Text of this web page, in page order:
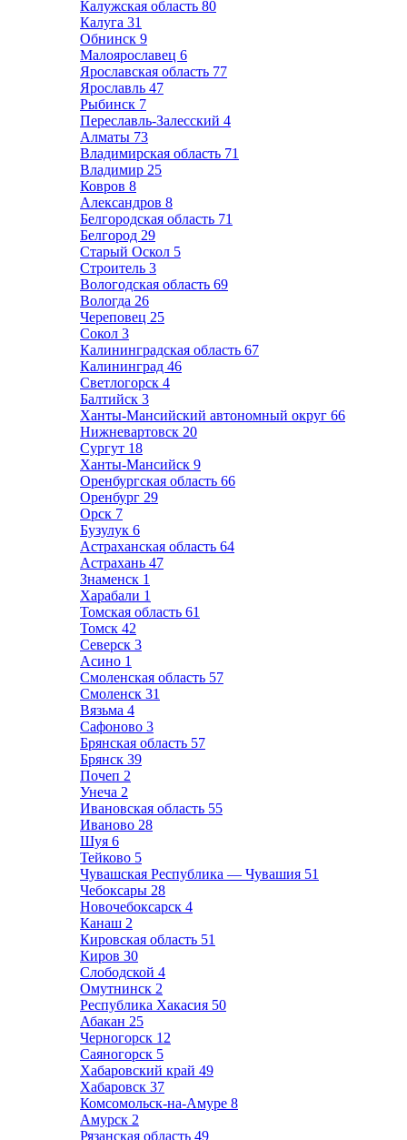
Калужская область 80
Калуга 31
Обнинск 9
Малоярославец 6
Ярославская область 77
Ярославль 47
Рыбинск 7
Переславль-Залесский 4
Алматы 73
Владимирская область 71
Владимир 25
Ковров 8
Александров 8
Белгородская область 71
Белгород 29
Старый Оскол 5
Строитель 3
Вологодская область 69
Вологда 26
Череповец 25
Сокол 3
Калининградская область 67
Калининград 46
Светлогорск 4
Балтийск 3
Ханты-Мансийский автономный округ 66
Нижневартовск 20
Сургут 18
Ханты-Мансийск 9
Оренбургская область 66
Оренбург 29
Орск 7
Бузулук 6
Астраханская область 64
Астрахань 47
Знаменск 1
Харабали 1
Томская область 61
Томск 42
Северск 3
Асино 1
Смоленская область 57
Смоленск 31
Вязьма 4
Сафоново 3
Брянская область 57
Брянск 39
Почеп 2
Унеча 2
Ивановская область 55
Иваново 28
Шуя 6
Тейково 5
Чувашская Республика — Чувашия 51
Чебоксары 28
Новочебоксарск 4
Канаш 2
Кировская область 51
Киров 30
Слободской 4
Омутнинск 2
Республика Хакасия 50
Абакан 25
Черногорск 12
Саяногорск 5
Хабаровский край 49
Хабаровск 37
Комсомольск-на-Амуре 8
Амурск 2
Рязанская область 49